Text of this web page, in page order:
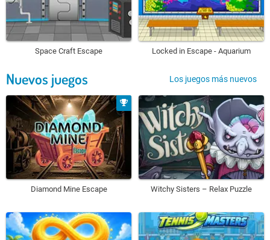
Space Craft Escape Locked in Escape - Aquarium
Nuevos juegos Los juegos más nuevos
Diamond Mine Escape Witchy Sisters – Relax Puzzle